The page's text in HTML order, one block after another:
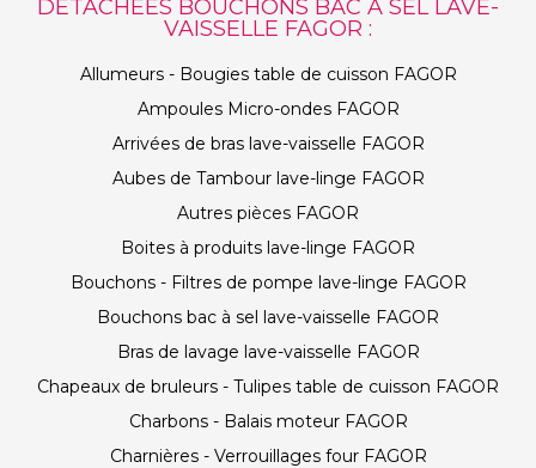
DÉTACHÉES BOUCHONS BAC À SEL LAVE-
VAISSELLE FAGOR :
Allumeurs - Bougies table de cuisson FAGOR
Ampoules Micro-ondes FAGOR
Arrivées de bras lave-vaisselle FAGOR
Aubes de Tambour lave-linge FAGOR
Autres pièces FAGOR
Boites à produits lave-linge FAGOR
Bouchons - Filtres de pompe lave-linge FAGOR
Bouchons bac à sel lave-vaisselle FAGOR
Bras de lavage lave-vaisselle FAGOR
Chapeaux de bruleurs - Tulipes table de cuisson FAGOR
Charbons - Balais moteur FAGOR
Charnières - Verrouillages four FAGOR